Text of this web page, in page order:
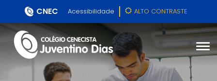
CNEC Acessibilidade ALTO CONTRASTE